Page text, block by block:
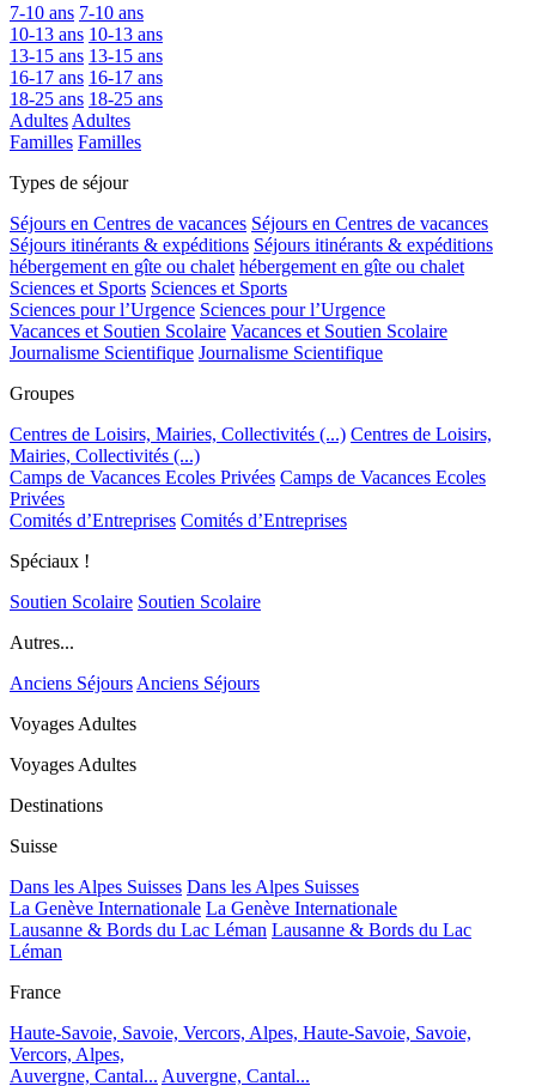
7-10 ans 7-10 ans
10-13 ans 10-13 ans
13-15 ans 13-15 ans
16-17 ans 16-17 ans
18-25 ans 18-25 ans
Adultes Adultes
Familles Familles
Types de séjour
Séjours en Centres de vacances Séjours en Centres de vacances
Séjours itinérants & expéditions Séjours itinérants & expéditions
hébergement en gîte ou chalet hébergement en gîte ou chalet
Sciences et Sports Sciences et Sports
Sciences pour l’Urgence Sciences pour l’Urgence
Vacances et Soutien Scolaire Vacances et Soutien Scolaire
Journalisme Scientifique Journalisme Scientifique
Groupes
Centres de Loisirs, Mairies, Collectivités (...) Centres de Loisirs,
Mairies, Collectivités (...)
Camps de Vacances Ecoles Privées Camps de Vacances Ecoles
Privées
Comités d’Entreprises Comités d’Entreprises
Spéciaux !
Soutien Scolaire Soutien Scolaire
Autres...
Anciens Séjours Anciens Séjours
Voyages Adultes
Voyages Adultes
Destinations
Suisse
Dans les Alpes Suisses Dans les Alpes Suisses
La Genève Internationale La Genève Internationale
Lausanne & Bords du Lac Léman Lausanne & Bords du Lac
Léman
France
Haute-Savoie, Savoie, Vercors, Alpes, Haute-Savoie, Savoie,
Vercors, Alpes,
Auvergne, Cantal... Auvergne, Cantal...